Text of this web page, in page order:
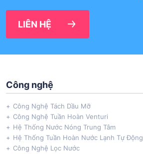
LIÊN HỆ
Công nghệ
Công Nghệ Tách Dầu Mỡ
Công Nghệ Tuần Hoàn Venturi
Hệ Thống Nước Nóng Trung Tâm
Hệ Thống Tuần Hoàn Nước Lạnh Tự Động
Công Nghệ Lọc Nước